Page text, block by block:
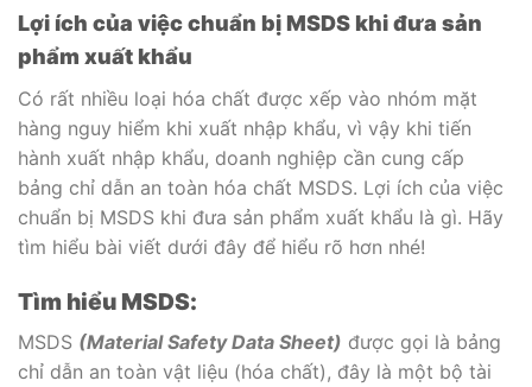
Lợi ích của việc chuẩn bị MSDS khi đưa sản
phẩm xuất khẩu
Có rất nhiều loại hóa chất được xếp vào nhóm mặt
hàng nguy hiểm khi xuất nhập khẩu, vì vậy khi tiến
hành xuất nhập khẩu, doanh nghiệp cần cung cấp
bảng chỉ dẫn an toàn hóa chất MSDS. Lợi ích của việc
chuẩn bị MSDS khi đưa sản phẩm xuất khẩu là gì. Hãy
tìm hiểu bài viết dưới đây để hiểu rõ hơn nhé!
Tìm hiểu MSDS:
MSDS (Material Safety Data Sheet) được gọi là bảng
chỉ dẫn an toàn vật liệu (hóa chất), đây là một bộ tài